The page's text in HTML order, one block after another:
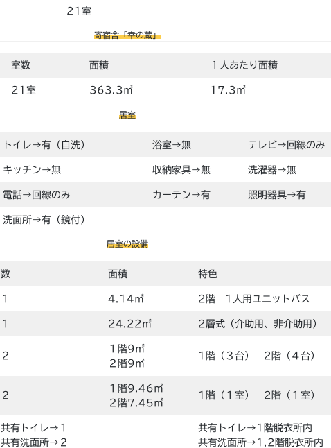
21室
寄宿舎「幸の蔵」
室数 面積 １人あたり面積
21室 363.3㎡ 17.3㎡
居室
トイレ→有（自洗） 浴室→無 テレビ→回線のみ
キッチン→無 収納家具→無 洗濯器→無
電話→回線のみ カーテン→有 照明器具→有
洗面所→有（鏡付）
居室の設備
数 面積 特色
１ 4.14㎡ 2階 1人用ユニットバス
１ 24.22㎡ 2層式（介助用、非介助用）
２
１階9㎡
２階9㎡
1階（３台） 2階（４台）
２
１階9.46㎡
２階7.45㎡
1階（１室） 2階（１室）
共有トイレ→１
共有洗面所→２
共有トイレ→1階脱衣所内
共有洗面所→1,2階脱衣所内